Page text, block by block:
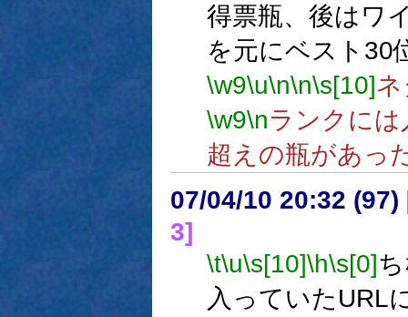
得票瓶、後はワ
を元にベスト30
\w9\u\n\n\s[10]
\w9\nランクに
超えの瓶があっ
07/04/10 20:32 (97)
3]
\t\u\s[10]\h\s[0]
入っていたURL